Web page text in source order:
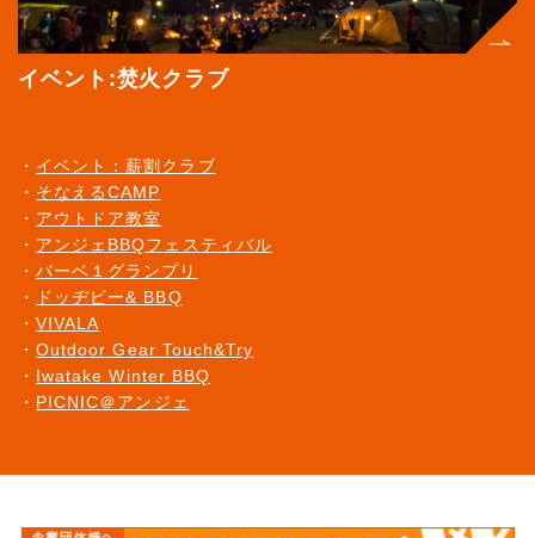
イベント:焚火クラブ
イベント：薪割クラブ
そなえるCAMP
アウトドア教室
アンジェBBQフェスティバル
バーベ１グランプリ
ドッヂビー& BBQ
VIVALA
Outdoor Gear Touch&Try
Iwatake Winter BBQ
PICNIC＠アンジェ